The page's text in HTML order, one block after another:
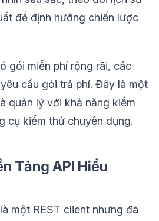
để định hướng chiến lược
gói miễn phí rộng rãi, các
cầu gói trả phí. Đây là một
quản lý với khả năng kiểm
cụ kiểm thử chuyên dụng.
Tảng API Hiểu
một REST client nhưng đã